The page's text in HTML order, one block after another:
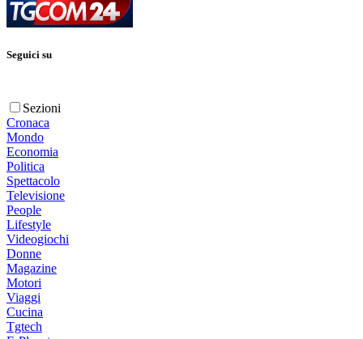
Seguici su
Sezioni
Cronaca
Mondo
Economia
Politica
Spettacolo
Televisione
People
Lifestyle
Videogiochi
Donne
Magazine
Motori
Viaggi
Cucina
Tgtech